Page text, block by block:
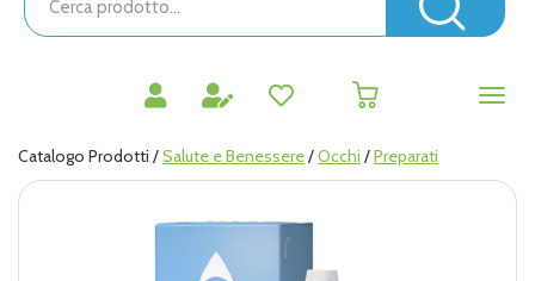
Prodotto
Catalogo Prodotti /Salute e Benessere/Occhi /Preparati